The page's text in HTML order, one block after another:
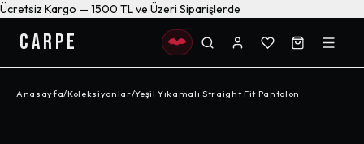
Ücretsiz Kargo — 1500 TL ve Üzeri Siparişlerde
CARPE
Anasayfa/Koleksiyonlar/Yeşil Yıkamalı Straight Fit Pantolon